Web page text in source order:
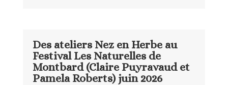
Des ateliers Nez en Herbe au
Festival Les Naturelles de
Montbard (Claire Puyravaud et
Pamela Roberts) juin 2026